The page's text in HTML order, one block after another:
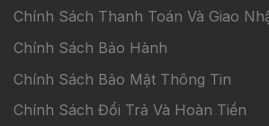
Chính Sách Thanh Toán Và Giao
Chính Sách Bảo Hành
Chính Sách Bảo Mật Thông Tin
Chính Sách Đổi Trả Và Hoàn Tiền